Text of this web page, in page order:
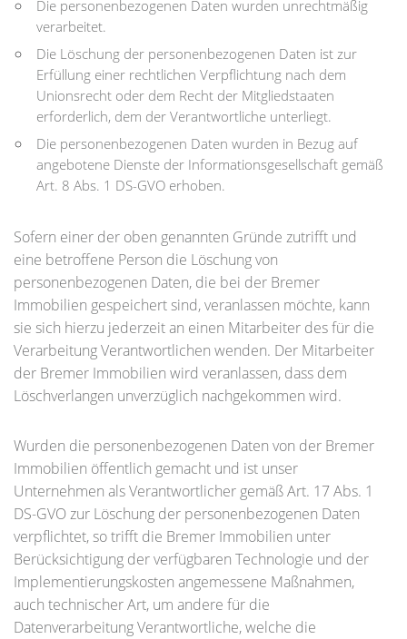
Die personenbezogenen Daten wurden unrechtmäßig
verarbeitet.
Die Löschung der personenbezogenen Daten ist zur
Erfüllung einer rechtlichen Verpflichtung nach dem
Unionsrecht oder dem Recht der Mitgliedstaaten
erforderlich, dem der Verantwortliche unterliegt.
Die personenbezogenen Daten wurden in Bezug auf
angebotene Dienste der Informationsgesellschaft gemäß
Art. 8 Abs. 1 DS-GVO erhoben.
Sofern einer der oben genannten Gründe zutrifft und
eine betroffene Person die Löschung von
personenbezogenen Daten, die bei der Bremer
Immobilien gespeichert sind, veranlassen möchte, kann
sie sich hierzu jederzeit an einen Mitarbeiter des für die
Verarbeitung Verantwortlichen wenden. Der Mitarbeiter
der Bremer Immobilien wird veranlassen, dass dem
Löschverlangen unverzüglich nachgekommen wird.
Wurden die personenbezogenen Daten von der Bremer
Immobilien öffentlich gemacht und ist unser
Unternehmen als Verantwortlicher gemäß Art. 17 Abs. 1
DS-GVO zur Löschung der personenbezogenen Daten
verpflichtet, so trifft die Bremer Immobilien unter
Berücksichtigung der verfügbaren Technologie und der
Implementierungskosten angemessene Maßnahmen,
auch technischer Art, um andere für die
Datenverarbeitung Verantwortliche, welche die